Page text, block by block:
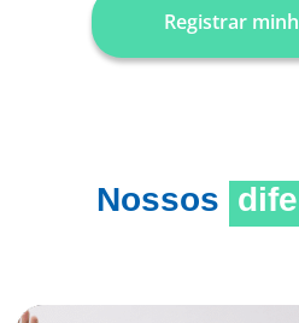
Registrar
Nossos